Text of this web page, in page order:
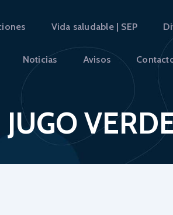
Vida saludable | SEP
Noticias Avisos
CON REYHAN
con REYHAN
| SEP